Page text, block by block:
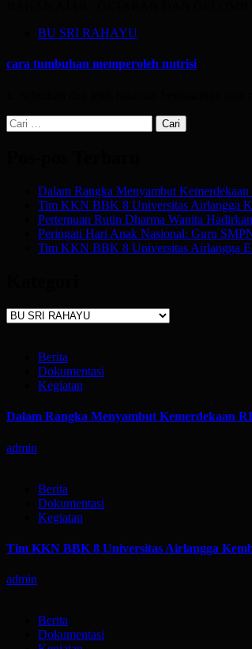
BU SRI RAHAYU
cara tumbuhan memperoleh nutrisi
Cari
untuk:
Dalam Rangka Menyambut
Tim KKN BBK 8 Universitas Airlangga
Pertemuan Rutin Dharma Wanita
Peringati Hari Anak Nasional: Guru
Tim KKN BBK 8 Universitas Airlangga
Kategori
Berita
Dokumentasi
Kegiatan
Dalam Rangka Menyambut Kemerdekaan
admin
Berita
Dokumentasi
Kegiatan
Tim KKN BBK 8 Universitas Airlangga
admin
Berita
Dokumentasi